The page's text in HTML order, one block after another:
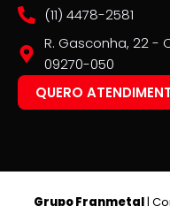
(11) 4478-2581
R. Gasconha, 22 -
09270-050
QUERO
Grupo Franmetal|